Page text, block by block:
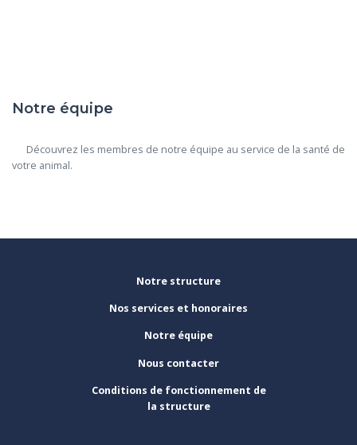
Notre équipe
votre animal.
Notre structure
Nos services et honoraires
Notre équipe
Nous contacter
Conditions de fonctionnement de
la structure